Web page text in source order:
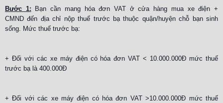
Bước 1: Bạn cần mang hóa đơn VAT ở cửa hàng mua xe điện +
CMND đến địa chỉ nộp thuế trước bạ thuộc quận/huyện chỗ bạn sinh
sống. Mức thuế trước bạ:
+ Đối với các xe máy điện có hóa đơn VAT < 10.000.000Đ mức thuế
trước bạ là 400.000Đ
+ Đối với các xe máy điện có hóa đơn VAT >10.000.000Đ mức thuế